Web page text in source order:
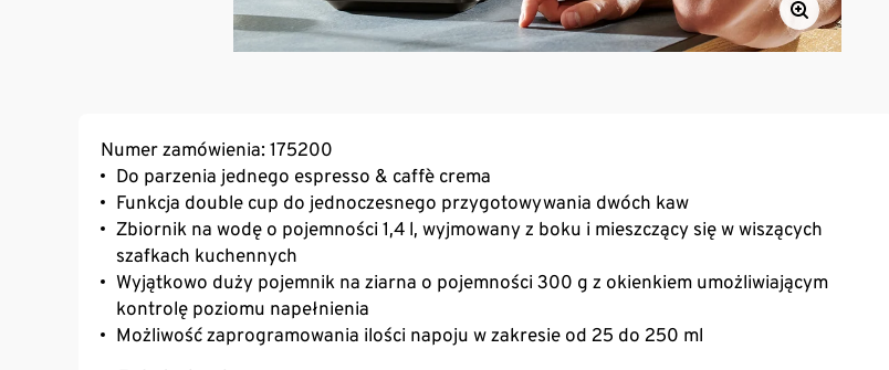
Numer zamówienia: 175200
Do parzenia jednego espresso & caffè crema
Funkcja double cup do jednoczesnego przygotowywania dwóch kaw​
Zbiornik na wodę o pojemności 1,4 l, wyjmowany z boku i mieszczący się w wiszących
szafkach kuchennych
Wyjątkowo duży pojemnik na ziarna o pojemności 300 g z okienkiem umożliwiającym
kontrolę poziomu napełnienia
Możliwość zaprogramowania ilości napoju w zakresie od 25 do 250 ml
Możliwość indywidualnego dostosowania mocy kawy dzięki funkcji Intense+